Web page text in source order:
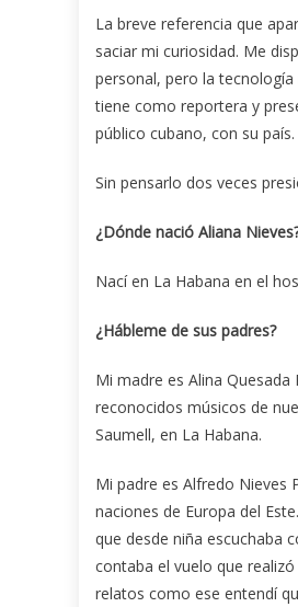
La breve referencia que
saciar mi curiosidad. Me
personal, pero la
tiene como reportera y
público cubano, con su país.
Sin pensarlo dos veces
¿Dónde nació Aliana
Nací en La Habana en el
¿Hábleme de sus padres?
Mi madre es Alina
reconocidos músicos de
Saumell, en La Habana.
Mi padre es Alfredo Nieves
naciones de Europa del
que desde niña escuchaba
contaba el vuelo que
relatos como ese entendí